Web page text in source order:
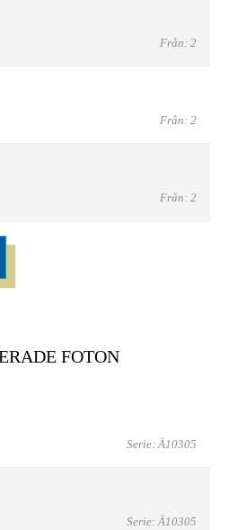
Från: 2
Från: 2
Från: 2
FOTON
Serie: Ä10305
Serie: Ä10305